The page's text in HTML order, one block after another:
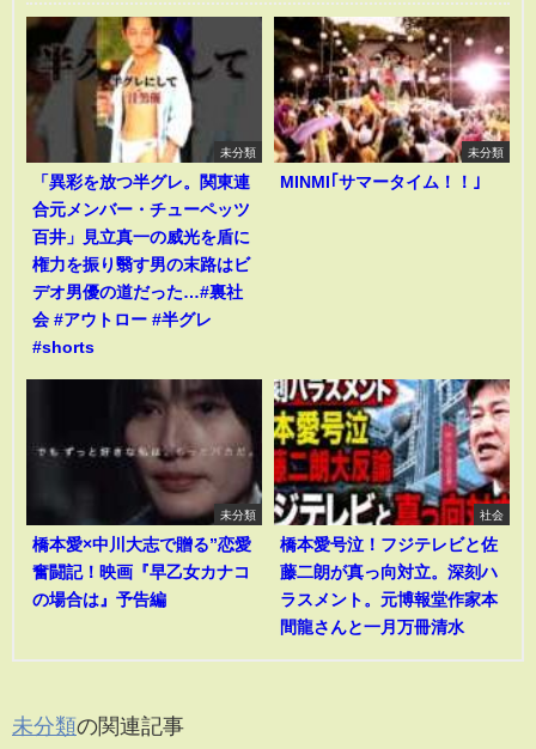
未分類
「異彩を放つ半グレ。関東連
合元メンバー・チューペッツ
百井」見立真一の威光を盾に
権力を振り翳す男の末路はビ
デオ男優の道だった…#裏社
会 #アウトロー #半グレ
#shorts
未分類
MINMI｢サマータイム！！｣
未分類
橋本愛×中川大志で贈る”恋愛
奮闘記！映画『早乙女カナコ
の場合は』予告編
社会
橋本愛号泣！フジテレビと佐
藤二朗が真っ向対立。深刻ハ
ラスメント。元博報堂作家本
間龍さんと一月万冊清水
未分類の関連記事